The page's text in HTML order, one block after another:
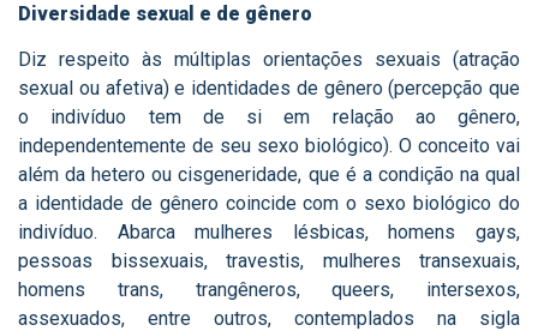
Diversidade sexual e de gênero
Diz respeito às múltiplas orientações sexuais (atração
sexual ou afetiva) e identidades de gênero (percepção que
o indivíduo tem de si em relação ao gênero,
independentemente de seu sexo biológico). O conceito vai
além da hetero ou cisgeneridade, que é a condição na qual
a identidade de gênero coincide com o sexo biológico do
indivíduo. Abarca mulheres lésbicas, homens gays,
pessoas bissexuais, travestis, mulheres transexuais,
homens trans, trangêneros, queers, intersexos,
assexuados, entre outros, contemplados na sigla